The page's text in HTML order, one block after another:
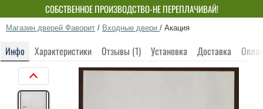
СОБСТВЕННОЕ ПРОИЗВОДСТВО-НЕ ПЕРЕПЛАЧИВАЙ!
Магазин дверей Фаворит / Входные двери / Акация
Инфо Характеристики Отзывы (1) Установка Доставка